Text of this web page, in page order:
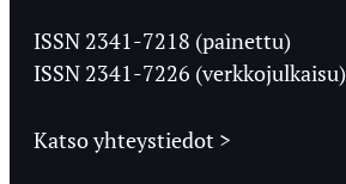
Ylioppilaslehti
ISSN 2341-7218 (painettu)
ISSN 2341-7226 (verkkojulkaisu)
Katso yhteystiedot >